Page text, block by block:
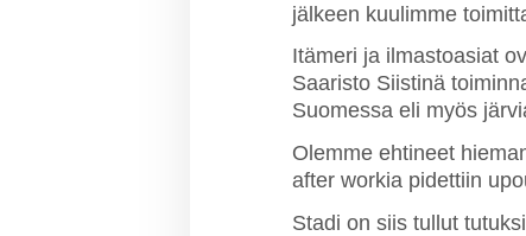
jälkeen kuulimme
Itämeri ja ilmastoasiat
Saaristo Siistinä
Suomessa eli myös
Olemme ehtineet
after workia pidettiin
Stadi on siis tullut